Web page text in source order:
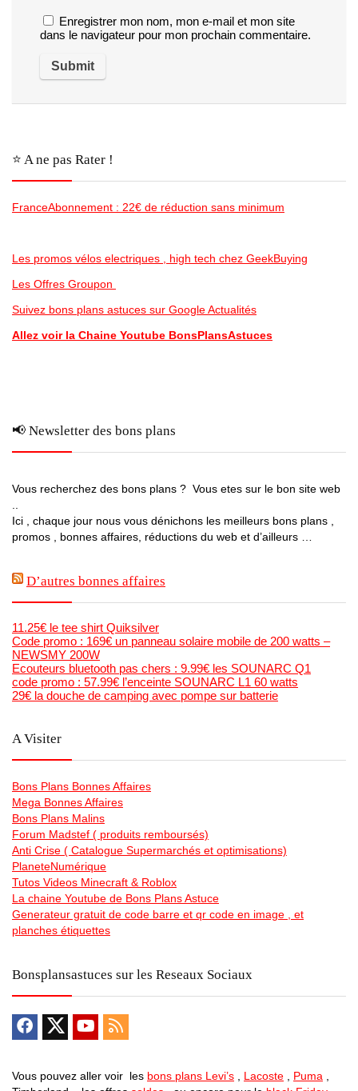
Enregistrer mon nom, mon e-mail et mon site
dans le navigateur pour mon prochain commentaire.
⭐️ A ne pas Rater !
FranceAbonnement : 22€ de réduction sans minimum
Les promos vélos electriques , high tech chez GeekBuying
Les Offres Groupon
Suivez bons plans astuces sur Google Actualités
Allez voir la Chaine Youtube BonsPlansAstuces
📢 Newsletter des bons plans
Vous recherchez des bons plans ? Vous etes sur le bon site web
Ici , chaque jour nous vous dénichons les meilleurs bons plans ,
promos , bonnes affaires, réductions du web et d’ailleurs …
D’autres bonnes affaires
11.25€ le tee shirt Quiksilver
Code promo : 169€ un panneau solaire mobile de 200 watts –
NEWSMY 200W
Ecouteurs bluetooth pas chers : 9.99€ les SOUNARC Q1
code promo : 57.99€ l’enceinte SOUNARC L1 60 watts
29€ la douche de camping avec pompe sur batterie
A Visiter
Bons Plans Bonnes Affaires
Mega Bonnes Affaires
Bons Plans Malins
Forum Madstef ( produits remboursés)
Anti Crise ( Catalogue Supermarchés et optimisations)
PlaneteNumérique
Tutos Videos Minecraft & Roblox
La chaine Youtube de Bons Plans Astuce
Generateur gratuit de code barre et qr code en image , et
planches étiquettes
Bonsplansastuces sur les Reseaux Sociaux
Vous pouvez aller voir les bons plans Levi’s Lacoste Puma